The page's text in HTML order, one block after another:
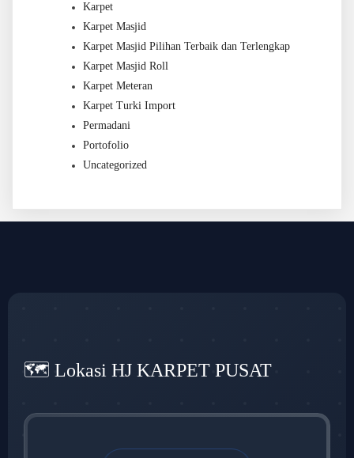
Karpet
Karpet Masjid
Karpet Masjid Pilihan Terbaik dan Terlengkap
Karpet Masjid Roll
Karpet Meteran
Karpet Turki Import
Permadani
Portofolio
Uncategorized
🗺️ Lokasi HJ KARPET PUSAT